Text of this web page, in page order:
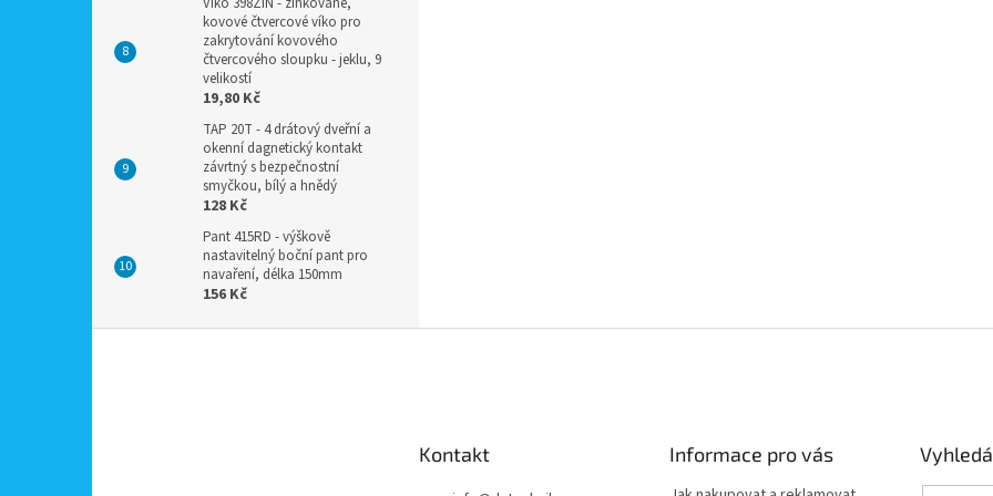
kovové čtvercové víko pro
zakrytování kovového
čtvercového sloupku - jeklu, 9
velikostí
19,80 Kč
TAP 20T - 4 drátový dveřní a
okenní dagnetický kontakt
závrtný s bezpečnostní
smyčkou, bílý a hnědý
128 Kč
Pant 415RD - výškově
nastavitelný boční pant pro
navaření, délka 150mm
156 Kč
Kontakt Informace pro vás